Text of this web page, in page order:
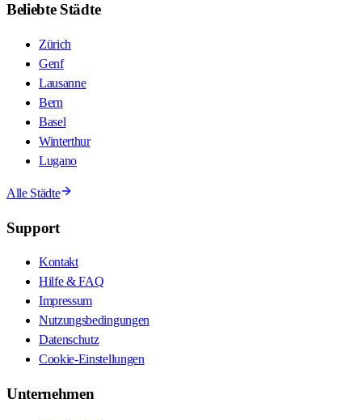
Beliebte Städte
Zürich
Genf
Lausanne
Bern
Basel
Winterthur
Lugano
Alle Städte
Support
Kontakt
Hilfe & FAQ
Impressum
Nutzungsbedingungen
Datenschutz
Cookie-Einstellungen
Unternehmen